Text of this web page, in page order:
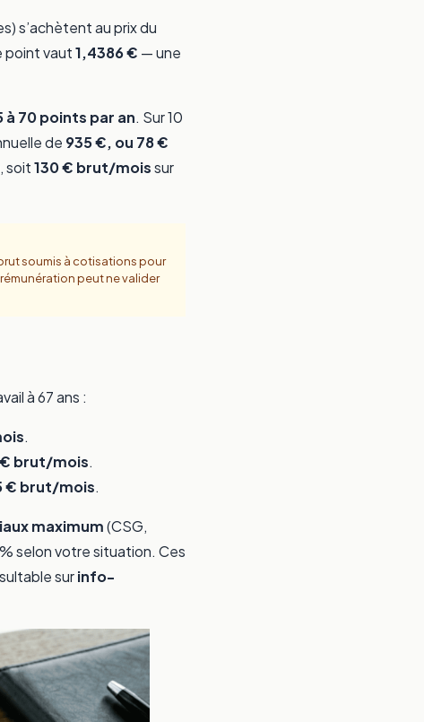
s’achètent au prix du
point vaut1,4386 € — une
70 points par an. Sur 10
de 935 €, ou 78 €
soit130 € brut/moissur
soumis à cotisations pour
rémunération peut ne valider
à 67 ans :
.
€ brut/mois.
€ brut/mois.
maximum(CSG,
selon votre situation. Ces
surinfo-